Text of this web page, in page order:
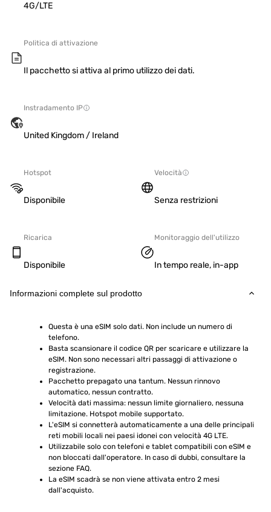
4G/LTE
Politica di attivazione
Il pacchetto si attiva al primo utilizzo dei dati.
Instradamento IP
United Kingdom / Ireland
Hotspot
Disponibile
Velocità
Senza restrizioni
Ricarica
Disponibile
Monitoraggio dell'utilizzo
In tempo reale, in-app
Informazioni complete sul prodotto
Questa è una eSIM solo dati. Non include un numero di
telefono.
Basta scansionare il codice QR per scaricare e utilizzare la
eSIM. Non sono necessari altri passaggi di attivazione o
registrazione.
Pacchetto prepagato una tantum. Nessun rinnovo
automatico, nessun contratto.
Velocità dati massima: nessun limite giornaliero, nessuna
limitazione. Hotspot mobile supportato.
L'eSIM si connetterà automaticamente a una delle principali
reti mobili locali nei paesi idonei con velocità 4G LTE.
Utilizzabile solo con telefoni e tablet compatibili con eSIM e
non bloccati dall'operatore. In caso di dubbi, consultare la
sezione FAQ.
La eSIM scadrà se non viene attivata entro 2 mesi
dall'acquisto.